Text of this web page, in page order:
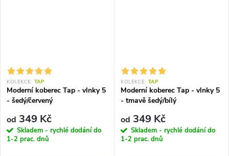
KOLEKCE: TAP
Moderní koberec Tap - vlnky 5
- šedý/červený
od 349 Kč
Skladem - rychlé dodání do
1-2 prac. dnů
KOLEKCE: TAP
Moderní koberec Tap - vlnky 5
- tmavě šedý/bílý
od 349 Kč
Skladem - rychlé dodání do
1-2 prac. dnů